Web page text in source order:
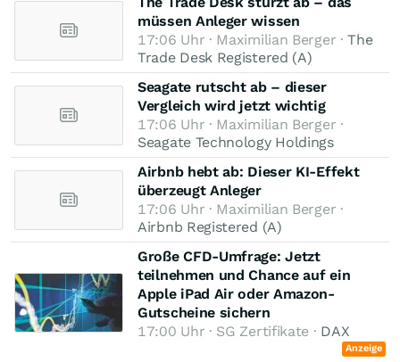
müssen Anleger wissen
17:06 Uhr · Maximilian Berger ·The
Trade Desk Registered (A)
Seagate rutscht ab – dieser
Vergleich wird jetzt wichtig
17:06 Uhr · Maximilian Berger ·
Seagate Technology Holdings
Airbnb hebt ab: Dieser KI-Effekt
überzeugt Anleger
17:06 Uhr · Maximilian Berger ·
Airbnb Registered (A)
Große CFD-Umfrage: Jetzt
teilnehmen und Chance auf ein
Apple iPad Air oder Amazon-
Gutscheine sichern
17:00 Uhr · SG Zertifikate · DAX
Anzeige